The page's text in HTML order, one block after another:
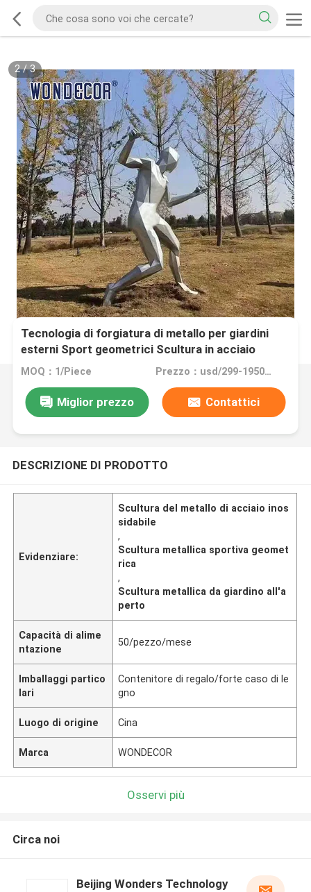
2/3
Tecnologia di forgiatura di metallo per giardini
esterni Sport geometrici Scultura in acciaio
inossidabile maschile
MOQ：1/Piece Prezzo：usd/299-19500/Piece
Miglior prezzo Contattici
DESCRIZIONE DI PRODOTTO
Evidenziare:
Scultura del metallo di acciaio inos
sidabile
,
Scultura metallica sportiva geomet
rica
,
Scultura metallica da giardino all'a
perto
Capacità di alime
ntazione
50/pezzo/mese
Imballaggi partico
lari
Contenitore di regalo/forte caso di le
gno
Luogo di origine Cina
Marca WONDECOR
Osservi più
Circa noi
Beijing Wonders Technology